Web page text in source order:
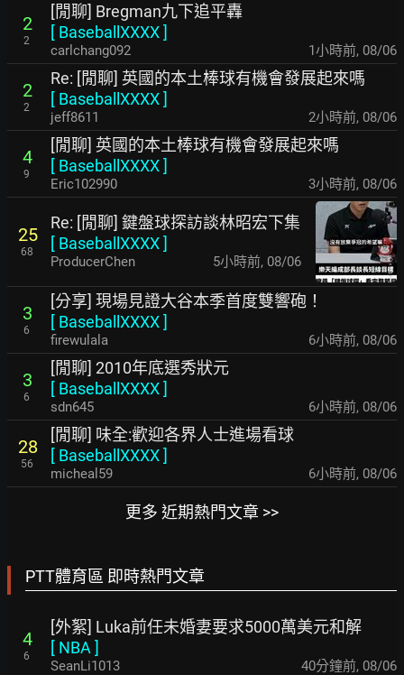
2
2
[閒聊] Bregman九下追平轟
[ BaseballXXXX]
carlchang092 1小時前, 08/06
2
2
Re: [閒聊] 英國的本土棒球有機會發展起來嗎
[ BaseballXXXX]
jeff8611 2小時前, 08/06
4
9
[閒聊] 英國的本土棒球有機會發展起來嗎
[ BaseballXXXX]
Eric102990 3小時前, 08/06
25
68
Re: [閒聊] 鍵盤球探訪談林昭宏下集
[ BaseballXXXX]
ProducerChen 5小時前, 08/06
3
6
[分享] 現場見證大谷本季首度雙響砲！
[ BaseballXXXX]
firewulala 6小時前, 08/06
3
6
[閒聊] 2010年底選秀狀元
[ BaseballXXXX]
sdn645 6小時前, 08/06
28
56
[閒聊] 味全:歡迎各界人士進場看球
[ BaseballXXXX]
micheal59 6小時前, 08/06
更多 近期熱門文章 >>
PTT體育區 即時熱門文章
4
6
[外絮] Luka前任未婚妻要求5000萬美元和解
[ NBA ]
SeanLi1013 40分鐘前, 08/06